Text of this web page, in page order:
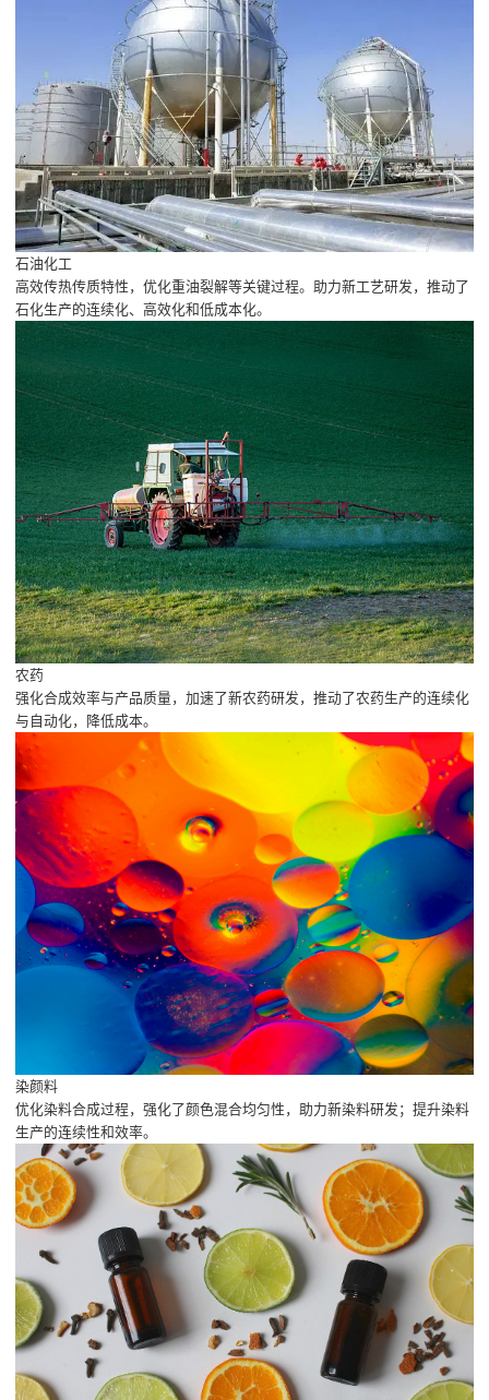
石油化工
高效传热传质特性，优化重油裂解等关键过程。助力新工艺研发，推动了
石化生产的连续化、高效化和低成本化。
农药
强化合成效率与产品质量，加速了新农药研发，推动了农药生产的连续化
与自动化，降低成本。
染颜料
优化染料合成过程，强化了颜色混合均匀性，助力新染料研发；提升染料
生产的连续性和效率。